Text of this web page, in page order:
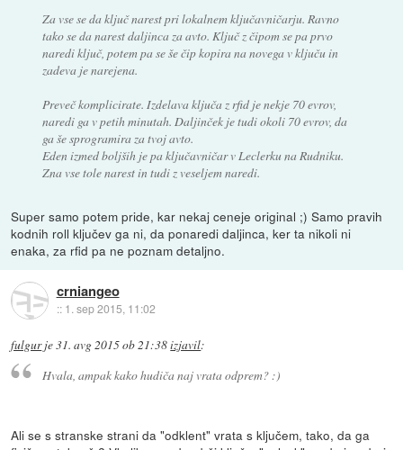
Za vse se da ključ narest pri lokalnem ključavničarju. Ravno
tako se da narest daljinca za avto. Ključ z čipom se pa prvo
naredi ključ, potem pa se še čip kopira na novega v ključu in
zadeva je narejena.
Preveč komplicirate. Izdelava ključa z rfid je nekje 70 evrov,
naredi ga v petih minutah. Daljinček je tudi okoli 70 evrov, da
ga še sprogramira za tvoj avto.
Eden izmed boljših je pa ključavničar v Leclerku na Rudniku.
Zna vse tole narest in tudi z veseljem naredi.
Super samo potem pride, kar nekaj ceneje original ;) Samo pravih
kodnih roll ključev ga ni, da ponaredi daljinca, ker ta nikoli ni
enaka, za rfid pa ne poznam detaljno.
crniangeo
:: 1. sep 2015, 11:02
fulgurje31. avg 2015 ob 21:38izjavil:
Hvala, ampak kako hudiča naj vrata odprem? :)
Ali se s stranske strani da "odklent" vrata s ključem, tako, da ga